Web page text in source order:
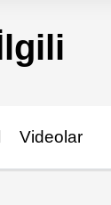
Videolar